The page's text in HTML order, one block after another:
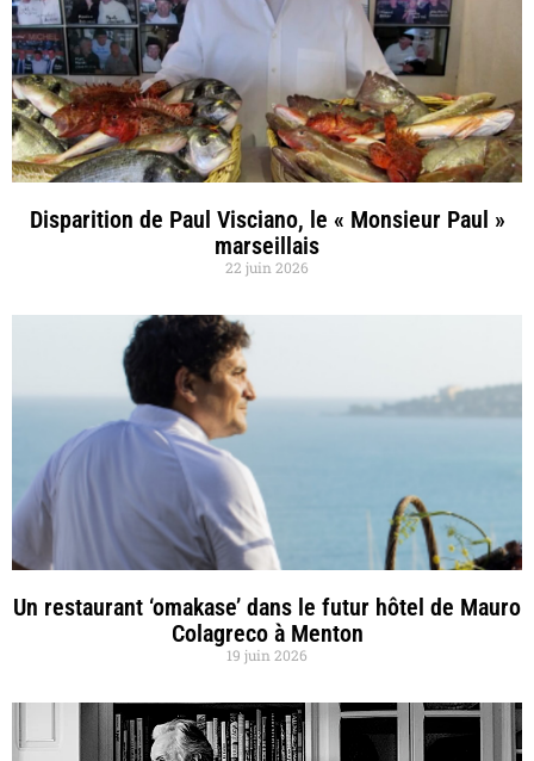
Disparition de Paul Visciano, le « Monsieur Paul »
marseillais
22 juin 2026
Un restaurant ‘omakase’ dans le futur hôtel de Mauro
Colagreco à Menton
19 juin 2026